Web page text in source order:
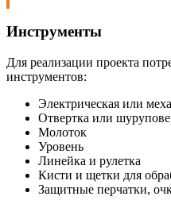
Инструменты
Для реализации проекта
инструментов:
Электрическая или
Отвертка или
Молоток
Уровень
Линейка и рулетка
Кисти и щетки для
Защитные перчатки,